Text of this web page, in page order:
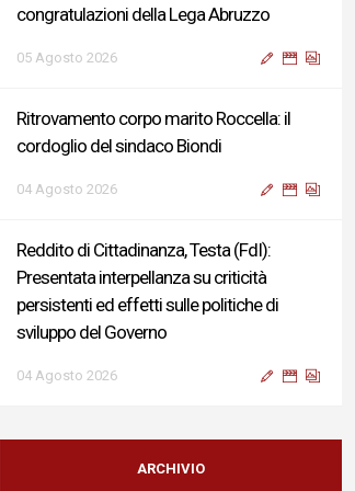
congratulazioni della Lega Abruzzo
05 Agosto 2026
Ritrovamento corpo marito Roccella: il
cordoglio del sindaco Biondi
04 Agosto 2026
Reddito di Cittadinanza, Testa (FdI):
Presentata interpellanza su criticità
persistenti ed effetti sulle politiche di
sviluppo del Governo
04 Agosto 2026
Sigismondi, Liris e Testa: “Profondo
cordoglio e vicinanza al Ministro Roccella e
ARCHIVIO